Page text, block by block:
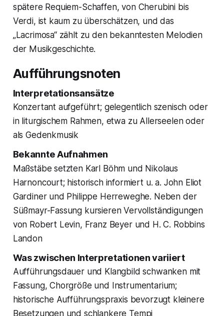
spätere Requiem-Schaffen, von Cherubini bis
Verdi, ist kaum zu überschätzen, und das
„Lacrimosa“ zählt zu den bekanntesten Melodien
der Musikgeschichte.
Aufführungsnoten
Interpretationsansätze
Konzertant aufgeführt; gelegentlich szenisch oder
in liturgischem Rahmen, etwa zu Allerseelen oder
als Gedenkmusik
Bekannte Aufnahmen
Maßstäbe setzten Karl Böhm und Nikolaus
Harnoncourt; historisch informiert u. a. John Eliot
Gardiner und Philippe Herreweghe. Neben der
Süßmayr-Fassung kursieren Vervollständigungen
von Robert Levin, Franz Beyer und H. C. Robbins
Landon
Was zwischen Interpretationen variiert
Aufführungsdauer und Klangbild schwanken mit
Fassung, Chorgröße und Instrumentarium;
historische Aufführungspraxis bevorzugt kleinere
Besetzungen und schlankere Tempi